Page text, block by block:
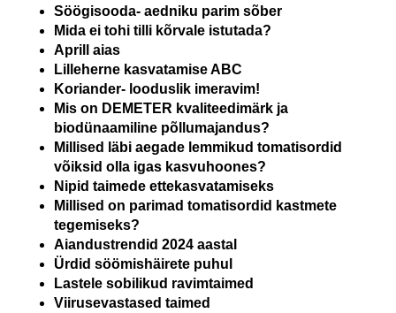
Söögisooda- aedniku parim sõber
Mida ei tohi tilli kõrvale istutada?
Aprill aias
Lilleherne kasvatamise ABC
Koriander- looduslik imeravim!
Mis on DEMETER kvaliteedimärk ja
biodünaamiline põllumajandus?
Millised läbi aegade lemmikud tomatisordid
võiksid olla igas kasvuhoones?
Nipid taimede ettekasvatamiseks
Millised on parimad tomatisordid kastmete
tegemiseks?
Aiandustrendid 2024 aastal
Ürdid söömishäirete puhul
Lastele sobilikud ravimtaimed
Viirusevastased taimed